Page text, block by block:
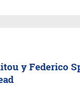
y Federico